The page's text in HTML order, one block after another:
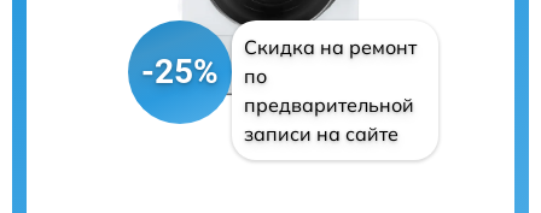
-25%
Скидка на ремонт
по
предварительной
записи на сайте